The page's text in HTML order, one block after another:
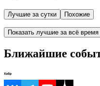
Лучшие за сутки Похожие
Показать лучшие за всё время
Ближайшие